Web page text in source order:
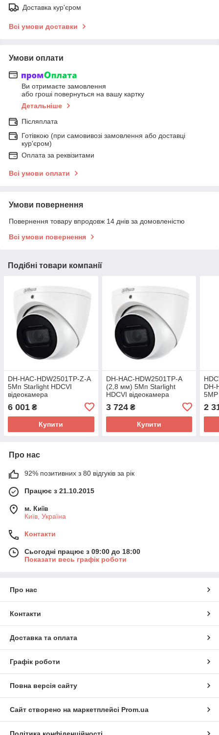
Доставка кур'єром
Всі умови доставки
Умови оплати
Ви отримаєте замовлення
або гроші повернуться на вашу картку
Детальніше
Післяплата
Готівкою (при самовивозі замовлення або доставці
кур'єром)
Оплата за реквізитами
Всі умови оплати
Умови повернення
Повернення товару впродовж 14 днів за домовленістю
Всі умови повернення
Подібні товари компанії
DH-HAC-HDW2501TP-Z-A
5Мп Starlight HDCVI
відеокамера
6 001 ₴
Купити
DH-HAC-HDW2501TP-A
(2,8 мм) 5Мп Starlight
HDCVI відеокамера
3 724₴
Купити
DH-
2
Про нас
92% позитивних з 80 відгуків за рік
Працює з 21.10.2015
м. Київ
Київ, Україна
Контакти
Сьогодні працює з 09:00 до 18:00
Показати весь графік роботи
Про нас
Контакти
Доставка та оплата
Графік роботи
Повна версія сайту
Сайт створено на маркетплейсі Prom.ua